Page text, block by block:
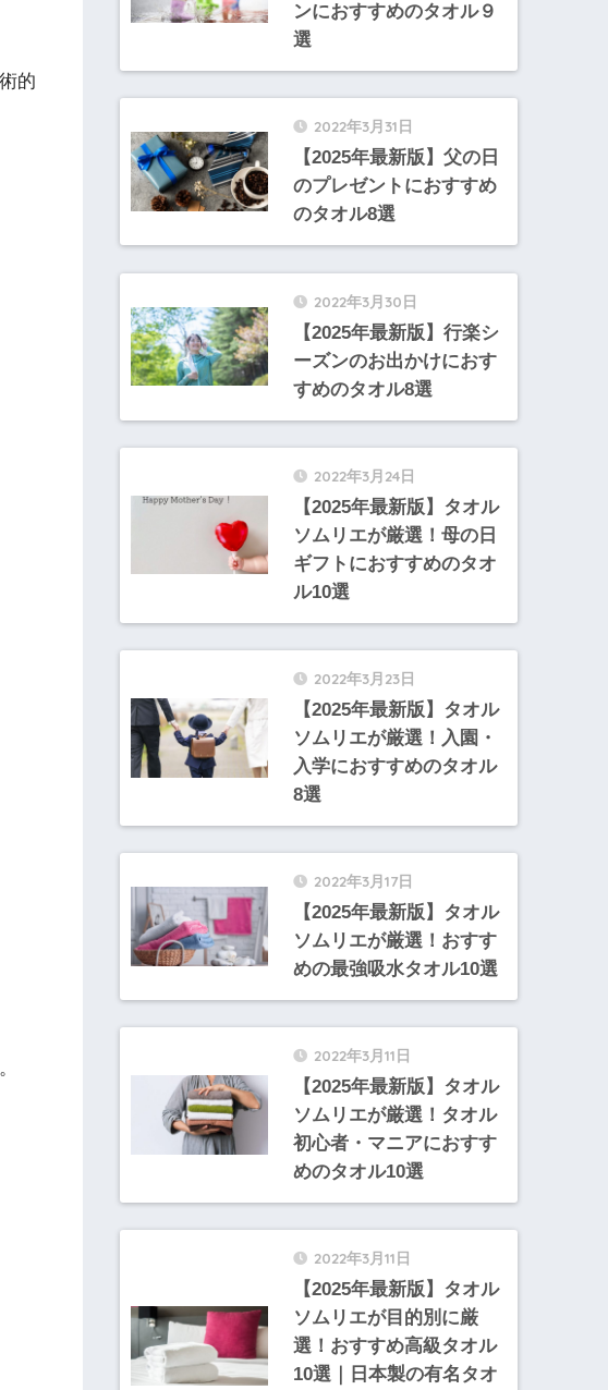
的
ンにおすすめのタオル９
選
2022年3月31日
【2025年最新版】父の日
のプレゼントにおすすめ
のタオル8選
2022年3月30日
【2025年最新版】行楽シ
ーズンのお出かけにおす
すめのタオル8選
2022年3月24日
【2025年最新版】タオル
ソムリエが厳選！母の日
ギフトにおすすめのタオ
ル10選
2022年3月23日
【2025年最新版】タオル
ソムリエが厳選！入園・
入学におすすめのタオル
8選
2022年3月17日
【2025年最新版】タオル
ソムリエが厳選！おすす
めの最強吸水タオル10選
2022年3月11日
【2025年最新版】タオル
ソムリエが厳選！タオル
初心者・マニアにおすす
めのタオル10選
2022年3月11日
【2025年最新版】タオル
ソムリエが目的別に厳
選！おすすめ高級タオル
10選｜日本製の有名タオ